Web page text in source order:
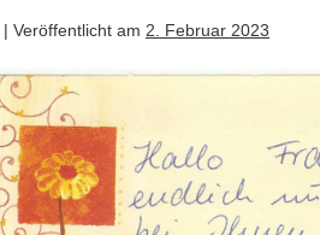
| Veröffentlicht am 2. Februar 2023